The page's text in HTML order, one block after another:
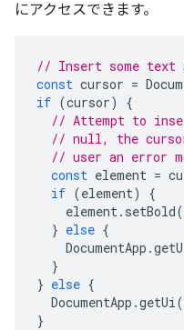
にアクセスできます。
// Insert some text
const cursor =
if (cursor)
{
// Attempt to
// null, the
// user an error
const element =
if (element)
{
element. setBold(
} else {
DocumentApp .
}
} else {
DocumentApp .getUi
}